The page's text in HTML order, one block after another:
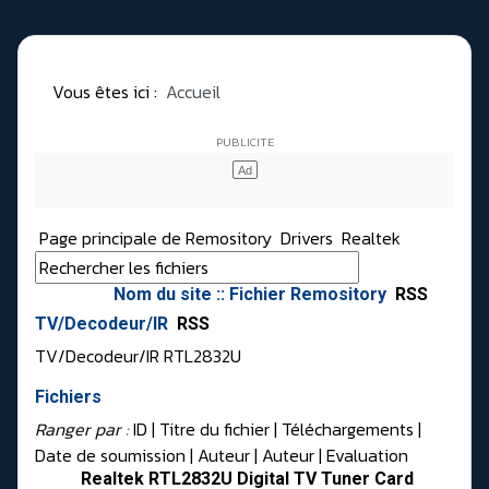
Vous êtes ici : Accueil
Page principale de Remository Drivers Realtek
Nom du site :: Fichier Remository RSS
TV/Decodeur/IR RSS
TV/Decodeur/IR RTL2832U
Fichiers
Ranger par :ID | Titre du fichier | Téléchargements |
Date de soumission | Auteur| Auteur| Evaluation
Realtek RTL2832U Digital TV Tuner Card